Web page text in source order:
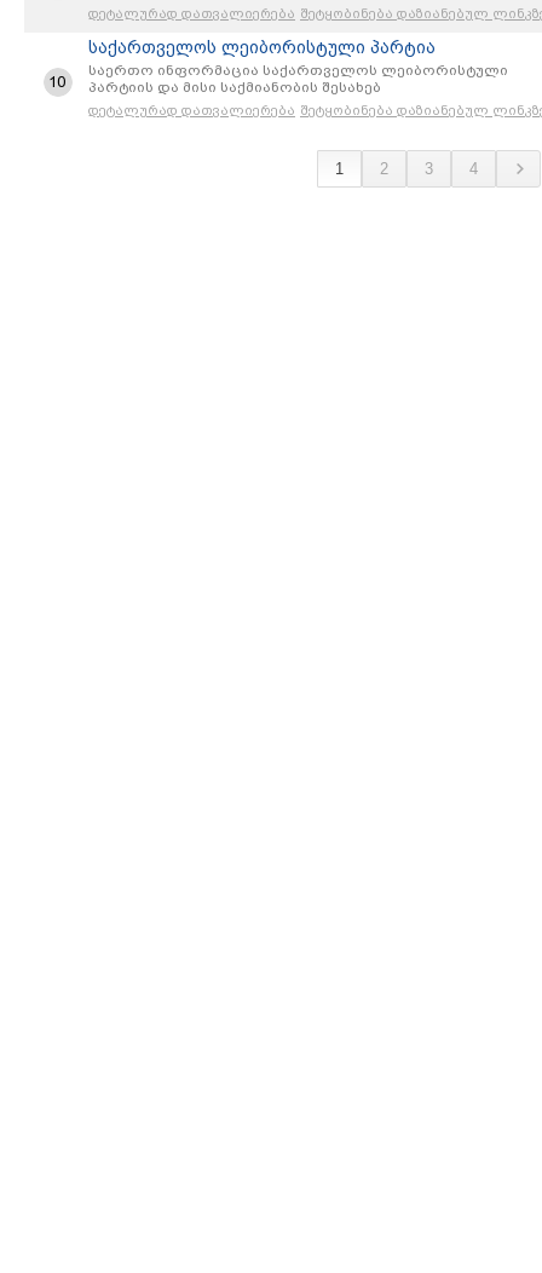
დეტალურად დათვალიერება შეტყობინება დაზიანებულ
10
საქართველოს ლეიბორისტული პარტია
საერთო ინფორმაცია საქართველოს ლეიბორისტული
პარტიის და მისი საქმიანობის შესახებ
დეტალურად დათვალიერება შეტყობინება დაზიანებულ
1 2 3 4